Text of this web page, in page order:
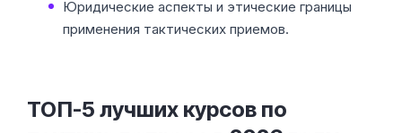
Юридические аспекты и этические границы
применения тактических приемов.
ТОП-5 лучших курсов по